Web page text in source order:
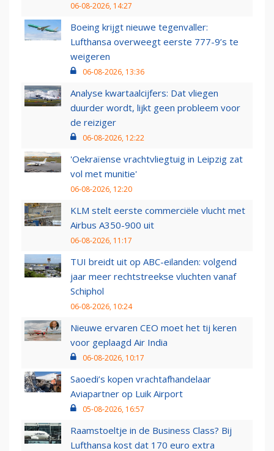
06-08-2026, 14:27
Boeing krijgt nieuwe tegenvaller:
Lufthansa overweegt eerste 777-9’s te
weigeren
06-08-2026, 13:36
Analyse kwartaalcijfers: Dat vliegen
duurder wordt, lijkt geen probleem voor
de reiziger
06-08-2026, 12:22
'Oekraïense vrachtvliegtuig in Leipzig zat
vol met munitie'
06-08-2026, 12:20
KLM stelt eerste commerciële vlucht met
Airbus A350-900 uit
06-08-2026, 11:17
TUI breidt uit op ABC-eilanden: volgend
jaar meer rechtstreekse vluchten vanaf
Schiphol
06-08-2026, 10:24
Nieuwe ervaren CEO moet het tij keren
voor geplaagd Air India
06-08-2026, 10:17
Saoedi’s kopen vrachtafhandelaar
Aviapartner op Luik Airport
05-08-2026, 16:57
Raamstoeltje in de Business Class? Bij
Lufthansa kost dat 170 euro extra